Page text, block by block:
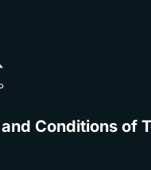
Conditions of